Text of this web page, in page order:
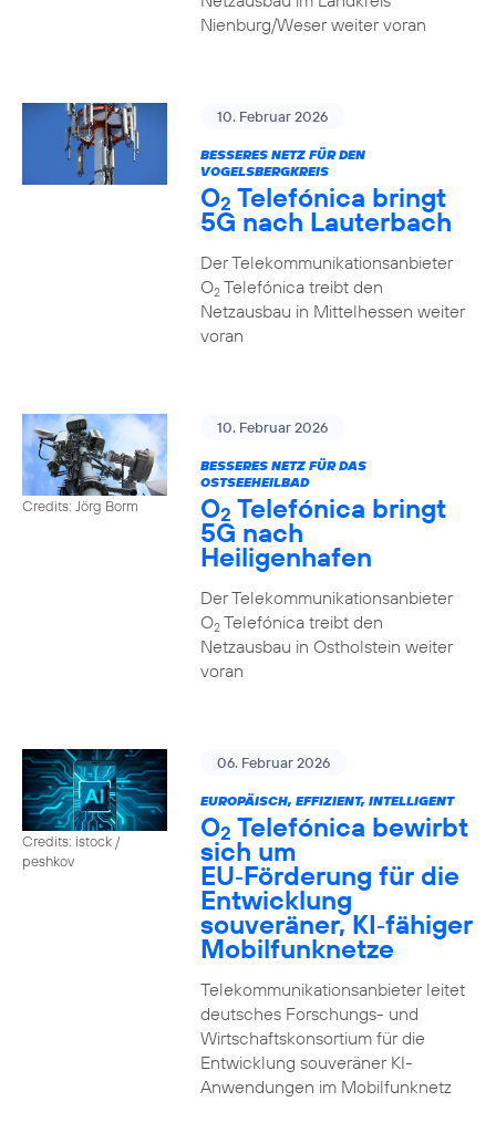
Nienburg/Weser weiter voran
10. Februar 2026
BESSERES NETZ FÜR DEN
VOGELSBERGKREIS
O2 Telefónica bringt
5G nach Lauterbach
Der Telekommunikationsanbieter
O2Telefónica treibt den
Netzausbau in Mittelhessen weiter
voran
Credits: Jörg Borm
10. Februar 2026
BESSERES NETZ FÜR DAS
OSTSEEHEILBAD
O2 Telefónica bringt
5G nach
Heiligenhafen
Der Telekommunikationsanbieter
O2Telefónica treibt den
Netzausbau in Ostholstein weiter
voran
Credits: istock /
peshkov
06. Februar 2026
EUROPÄISCH, EFFIZIENT, INTELLIGENT
O2 Telefónica bewirbt
sich um
EU‑Förderung für die
Entwicklung
souveräner, KI‑fähiger
Mobilfunknetze
Telekommunikationsanbieter leitet
deutsches Forschungs- und
Wirtschaftskonsortium für die
Entwicklung souveräner KI-
Anwendungen im Mobilfunknetz